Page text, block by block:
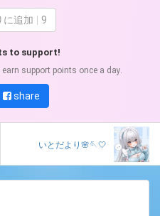
に追加 9
to support!
support points once a day.
share
いとだより🌸🪡‎🤍